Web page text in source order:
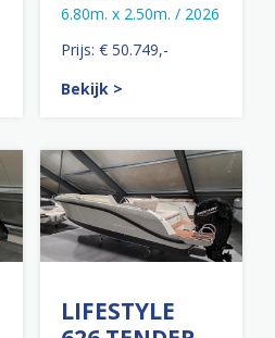
6.80m. x 2.50m. / 2026
Prijs: € 50.749,-
Bekijk >
LIFESTYLE